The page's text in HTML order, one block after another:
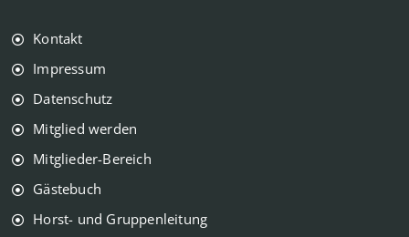
Kontakt
Impressum
Datenschutz
Mitglied werden
Mitglieder-Bereich
Gästebuch
Horst- und Gruppenleitung